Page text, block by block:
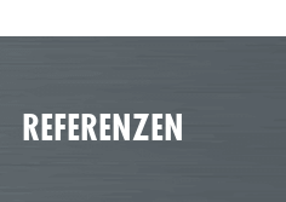
REFERENZEN